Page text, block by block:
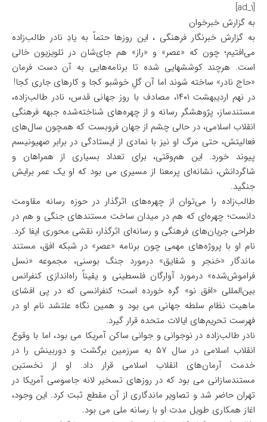
[ad_1]
به گزارش خبرخوان
به گزارش خبرنگار فرهنگی ، این روزها حتماً به یادِ نادر طالب‌زاده
می‌افتیم؛ چون که «عصر» و «راز» هم جای‌شان در تلویزیون خالی
است. هرچند کوششهایی شده تا برنامه‌هایی به آن دست فرمان
«حاج نادر» ساخته شوند اما آن گلِ خوشبو کجا و کارهای جاری کجا!
در نهم اردیبهشت ۱۴۰۱، مصادف با روز جهانی قدس، نادر طالب‌زاده،
مستندساز، پژوهشگر رسانه و از چهره‌های شناخته‌شده جبهه فرهنگی
انقلاب اسلامی، در حالی چشم از جهان فروبست که همچون سال‌های
فعالیتش، حتی مرگ او نیز با نمادی از ایستادگی در برابر صهیونیسم
پیوند خورد. این هم‌وقتی، برای تعداد بسیاری از همراهان و
شاگردانش، نشانه‌ای پرمعنا از مسیری می بود که او یک عمر برایش
جنگید.
طالب‌زاده را می‌توان از چهره‌های اثرگذار در حوزه رسانه مقاومت
دانست؛ چهره‌ای که هم در میدان ساخت مستندهای جنگی و هم در
طراحی جریان‌های فرهنگی و رسانه‌ای اثرگذار، نقشی محوری ایفا کرد.
نام او با پروژه‌های مهمی چون برنامه «عصر» در شبکه افق، مستند
ماندگار «خنجر و شقایق» درمورد جنگ بوسنی، مجموعه «نسل
فراموش‌شده» درمورد آوارگان فلسطینی و یقیناً راه‌اندازی کنفرانس
بین‌المللی «افق نو» گره خورده است؛ کنفرانسی که در پی افشای
ماهیت نظام سلطه جهانی می بود و همین نگاه علتشد نام او در
فهرست تحریم‌های ایالات متحده قرار گیرد.
نادر طالب‌زاده در نوجوانی و جوانی ساکن آمریکا می بود، اما با وقوع
انقلاب اسلامی در سال ۵۷ به سرزمین برگشت و دوربینش را در
خدمت آرمان‌های انقلاب اسلامی قرار داد. او از نخستین
مستندسازانی می بود که در روزهای تسخیر لانه جاسوسی آمریکا در
تهران حاضر شد و تصاویر ماندگاری از آن مقطع ثبت کرد. این وجود،
اغاز همکاری طویل مدت او با رسانه ملی می بود.